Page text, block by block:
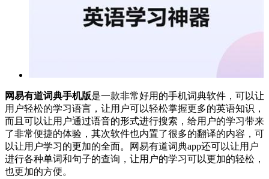
网易有道词典手机版是一款非常好用的手机词典软件，可以让
用户轻松的学习语言，让用户可以轻松掌握更多的英语知识，
而且可以让用户通过语音的形式进行搜索，给用户的学习带来
了非常便捷的体验，其次软件也内置了很多的翻译的内容，可
以让用户学习的更加的全面。网易有道词典app还可以让用户
进行各种单词和句子的查询，让用户的学习可以更加的轻松，
也更加的方便。